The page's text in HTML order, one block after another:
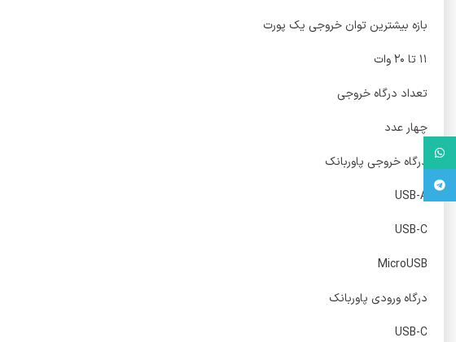
بازه بیشترین توان خروجی یک پورت
۱۱ تا ۲۰ وات
تعداد درگاه خروجی
چهار عدد
درگاه خروجی پاوربانک
USB-A
USB-C
MicroUSB
درگاه ورودی پاوربانک
USB-C
واتس آپ